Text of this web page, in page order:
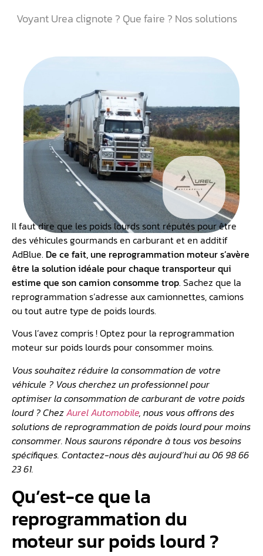
Voyant Urea clignote ? Que faire ? Nos solutions
Il faut dire que les poids lourds sont réputés pour être
des véhicules gourmands en carburant et en additif
AdBlue. De ce fait, une reprogrammation moteurs’avère
être la solution idéale pour chaque transporteur qui
estime que son camion consomme trop. Sachez que la
reprogrammation s’adresse aux camionnettes, camions
ou tout autre type de poids lourds.
Vous l’avez compris ! Optez pour la reprogrammation
moteur sur poids lourds pour consommer moins.
Vous souhaitez réduire la consommation de votre
véhicule ? Vous cherchez un professionnel pour
optimiser laconsommation de carburantde votre poids
lourd ? ChezAurel Automobile, nous vous offrons des
solutions de reprogrammation de poids lourd pour moins
consommer. Nous saurons répondre à tous vos besoins
spécifiques. Contactez-nous dès aujourd’hui au 06 98 66
23 61.
Qu’est-ce que la
reprogrammation du
moteur sur poids lourd ?